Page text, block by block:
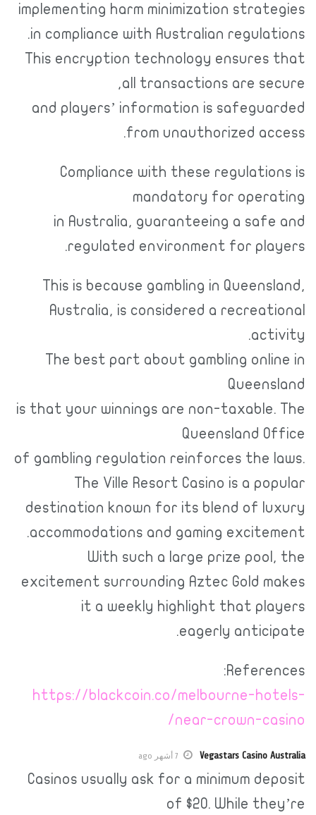
implementing harm minimization strategies
in compliance with Australian regulations.
This encryption technology ensures that
all transactions are secure,
and players’ information is safeguarded
from unauthorized access.
Compliance with these regulations is
mandatory for operating
in Australia, guaranteeing a safe and
regulated environment for players.
This is because gambling in Queensland,
Australia, is considered a recreational
activity.
The best part about gambling online in
Queensland
is that your winnings are non-taxable. The
Queensland Office
of gambling regulation reinforces the laws.
The Ville Resort Casino is a popular
destination known for its blend of luxury
accommodations and gaming excitement.
With such a large prize pool, the
excitement surrounding Aztec Gold makes
it a weekly highlight that players
eagerly anticipate.
References:
https://blackcoin.co/melbourne-hotels-
near-crown-casino/
Vegastars Casino Australia 7 أشهر ago
Casinos usually ask for a minimum deposit
of $20. While they’re